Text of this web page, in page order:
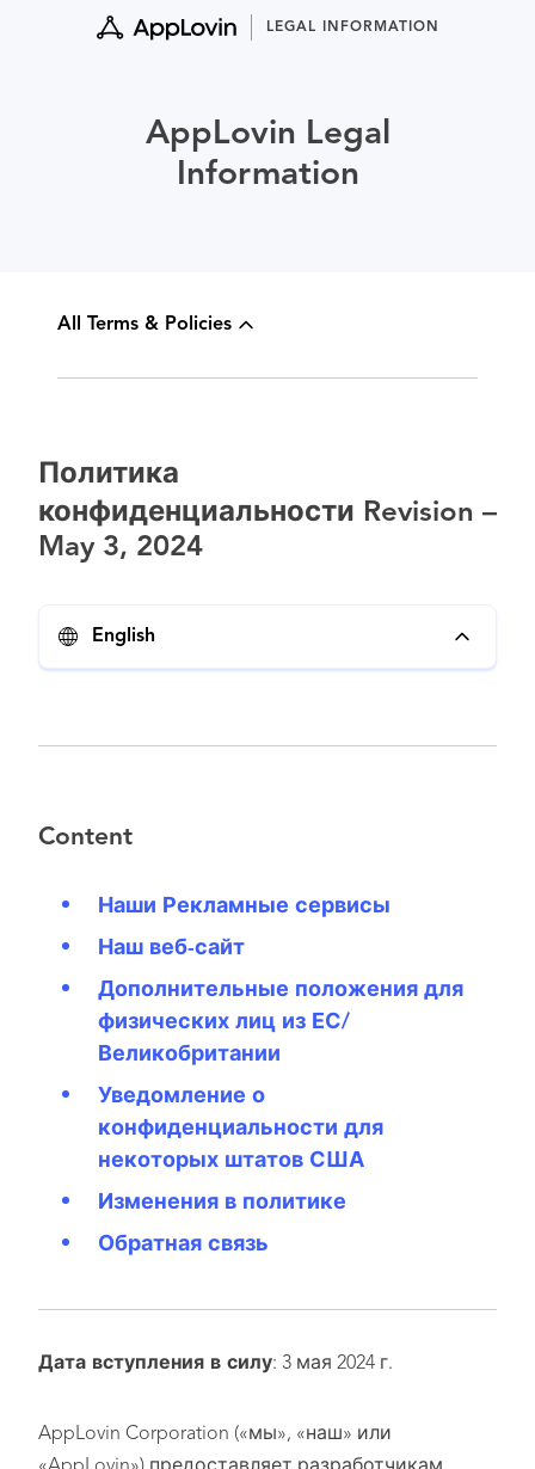
LEGAL INFORMATION
AppLovin Legal
Information
All Terms & Policies
Политика
конфиденциальности Revision –
May 3, 2024
English
Content
Наши Рекламные сервисы
Наш веб-сайт
Дополнительные положения для
физических лиц из ЕС/
Великобритании
Уведомление о
конфиденциальности для
некоторых штатов США
Изменения в политике
Обратная связь
Дата вступления в силу: 3 мая 2024 г.
AppLovin Corporation («мы», «наш» или